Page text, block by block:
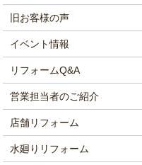
旧お客様の声
イベント情報
リフォームQ&A
営業担当者のご紹介
店舗リフォーム
水廻りリフォーム